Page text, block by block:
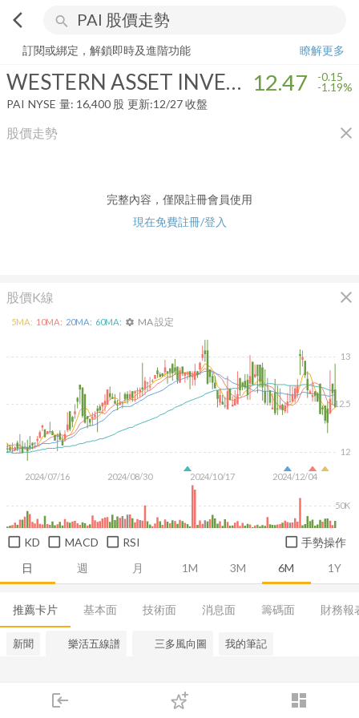
arrow_back_ios search
login dashboard
下單
WESTERN ASSET INVESTMENT GRADE INCO
訂閱或綁定，解鎖即時及進階功能
瞭解更多
WESTERN ASSET INVESTMENT GRADE INCO 12.47 -0.15
-1.19%
PAI NYSE 量: 16,400 股 更新:12/27 收盤
股價走勢 close
完整內容，僅限註冊會員使用
現在免費註冊/登入
股價K線 close
日 週 月 1M 3M 6M 1Y
2024/07/16 2024/08/30 2024/10/17 2024/12/04
12
12.5
13
50K
5MA: 10MA: 20MA: 60MA: settings MA 設定
KD MACD RSI 手勢操作
推薦卡片 基本面 技術面 消息面 籌碼面 財務報
新聞 樂活五線譜 三多風向圖 我的筆記